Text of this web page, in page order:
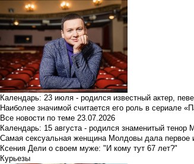
Календарь: 23 июля - родился известный актер,
Наиболее значимой считается его роль в сериале
Все новости по теме 23.07.2026
Календарь: 15 августа - родился знаменитый тенор
Самая сексуальная женщина Молдовы дала первое
Ксения Дели о своем муже: "И кому тут 67 лет?"
Курьезы